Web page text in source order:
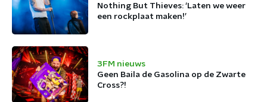
Nothing But Thieves: ‘Laten we weer
een rockplaat maken!’
3FM nieuws
Geen Baila de Gasolina op de Zwarte
Cross?!